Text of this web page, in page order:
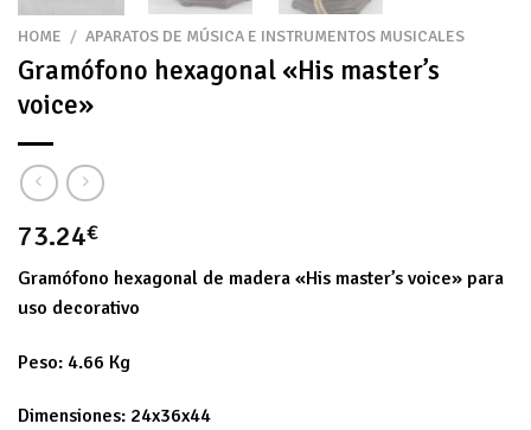
HOME / APARATOS DE MÚSICA E INSTRUMENTOS MUSICALES
Gramófono hexagonal «His master’s
voice»
73.24€
Gramófono hexagonal de madera «His master’s voice» para
uso decorativo
Peso: 4.66 Kg
Dimensiones: 24x36x44